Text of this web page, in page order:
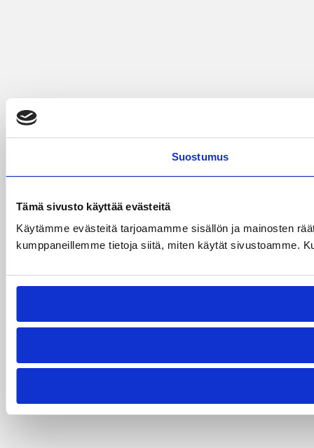
Suostumus
Tämä sivusto käyttää evästeitä
Käytämme evästeitä tarjoamamme sisällön ja mainosten
kumppaneillemme tietoja siitä, miten käytät sivustoamme.